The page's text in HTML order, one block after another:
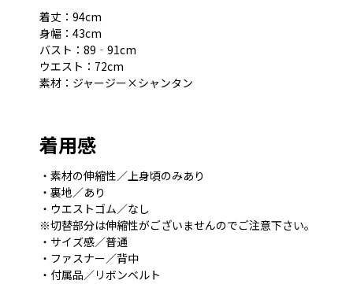
着丈：94cm
身幅：43cm
バスト：89‐91cm
ウエスト：72cm
素材：ジャージー×シャンタン
着用感
・素材の伸縮性／上身頃のみあり
・裏地／あり
・ウエストゴム／なし
※切替部分は伸縮性がございませんのでご注意下さい。
・サイズ感／普通
・ファスナー／背中
・付属品／リボンベルト